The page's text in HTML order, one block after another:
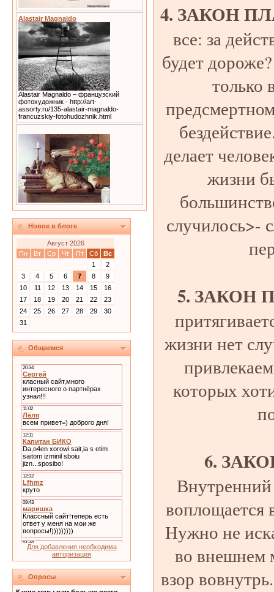
Alastair Magnaldo
Alastair Magnaldo – французский
фотохудожник - http://art-
assorty.ru/135-alastair-magnaldo-
francuzskiy-fotohudozhnik.html
Новое в блоге
Август 2026
Пн
Вт Ср Чт Пт Сб
Вс
1
2
3
4 5 6 7 8
9
10
11 12 13 14 15
16
17
18 19 20 21 22
23
24
25 26 27 28 29
30
31
Общаемся
Для добавления необходима
авторизация
Опросы
4. ЗАКОН
все: за
будет
только
делает
жизни
случилось>-
5. ЗАКОН
жизни нет
которых
6.
Нужно не
во внешнем
взор